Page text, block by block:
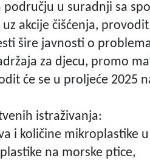
u suradnji sa
akcije čišćenja,
šire javnosti o
za djecu, promo
će se u proljeće 2025
istraživanja:
i količine mikroplastike
na morske ptice,